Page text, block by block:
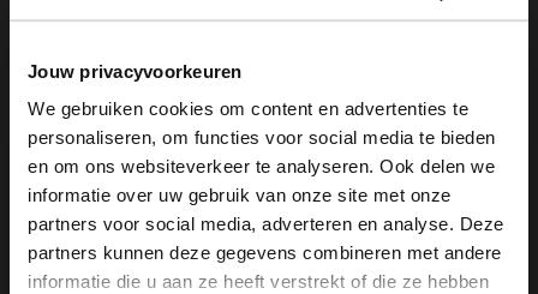
Jouw privacyvoorkeuren
We gebruiken cookies om content en advertenties te
personaliseren, om functies voor social media te bieden
en om ons websiteverkeer te analyseren. Ook delen we
informatie over uw gebruik van onze site met onze
partners voor social media, adverteren en analyse. Deze
partners kunnen deze gegevens combineren met andere
informatie die u aan ze heeft verstrekt of die ze hebben
150.00
75.00 99.99
-60%
×
View this website in English?
It looks like your language isn't Dutch. Would
you like to switch to English?